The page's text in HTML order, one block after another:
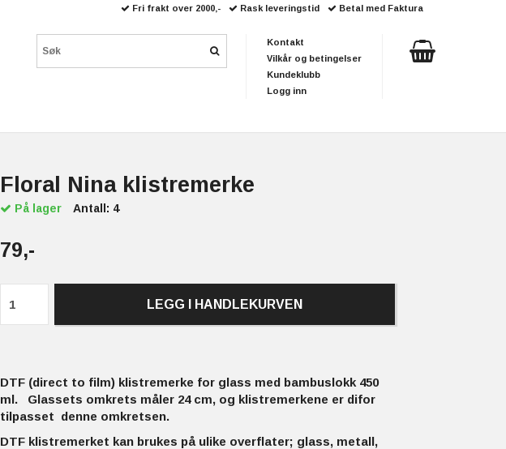
Floral Nina klistremerke
På lager Antall: 4
79,-
LEGG I HANDLEKURVEN
DTF (direct to film) klistremerke for glass med bambuslokk 450
ml. Glassets omkrets måler 24 cm, og klistremerkene er difor
tilpasset denne omkretsen.
DTF klistremerket kan brukes på ulike overflater; glass, metall,
Fri frakt over 2000,- Rask leveringstid Betal med Faktura
Kontakt
Vilkår og betingelser
Kundeklubb
Logg inn